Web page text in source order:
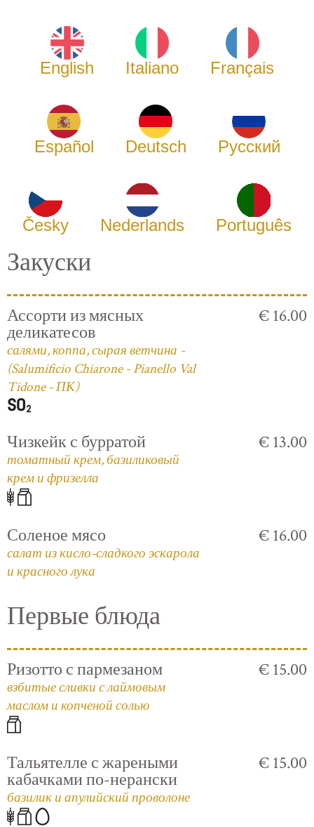
English Italiano Français
Español Deutsch Русский
Česky Nederlands Português
Закуски
Ассорти из мясных
деликатесов
салями, коппа, сырая ветчина -
(Salumificio Chiarone - Pianello Val
Tidone - ПК)
€ 16.00
Чизкейк с бурратой
томатный крем, базиликовый
крем и фризелла
€ 13.00
Соленое мясо
салат из кисло-сладкого эскарола
и красного лука
€ 16.00
Первые блюда
Ризотто с пармезаном
взбитые сливки с лаймовым
маслом и копченой солью
€ 15.00
Тальятелле с жареными
кабачками по-нерански
базилик и апулийский проволоне
€ 15.00